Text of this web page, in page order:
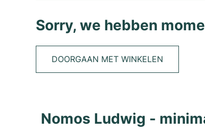
Sorry, we hebben
DOORGAAN MET WINKELEN
Nomos Ludwig -